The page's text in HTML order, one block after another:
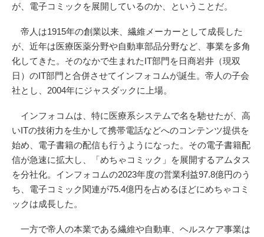
が、電子コミックを展開しているのか、ということだ。
帝人は1915年の創業以来、繊維メーカーとして成長した
が、近年は医療医薬分野や自動車部品分野など、事業を多角
化してきた。そのなかで生まれたIT部門を日商岩井（現双
日）のIT部門と合併させてインフォコムが誕生。帝人の子会
社とし、2004年にジャスダックに上場。
インフォコムは、特に医療系システムで名を馳せたが、高
いITの技術力を生かして携帯電話などへのコンテンツ提供を
始め、電子書籍の配信も行うようになった。その電子書籍配
信が急速に拡大し、「めちゃコミック」を展開するアムタス
を分社化。インフォコムの2023年度の営業利益97.8億円のう
ち、電子コミック関連が75.4億円を占めるほどにめちゃコミ
ックは成長した。
一方で帝人の本業である繊維や自動車、ヘルスケア事業は